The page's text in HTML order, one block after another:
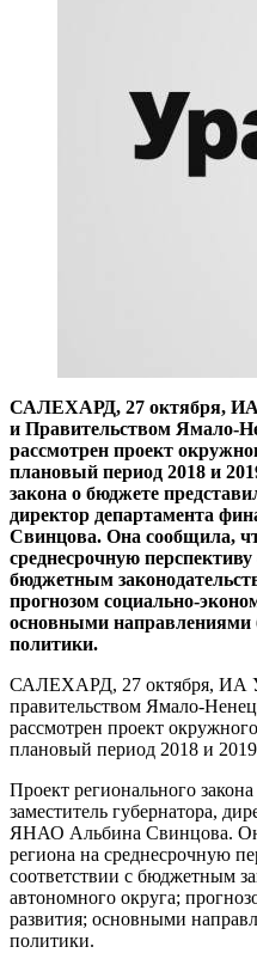
САЛЕХАРД, 27 октября, ИА
и Правительством Ямало-
рассмотрен проект
плановый период 2018 и
закона о бюджете
директор департамента
Свинцова. Она сообщила,
среднесрочную
бюджетным
прогнозом социально-
основными направлениями
политики.
САЛЕХАРД, 27 октября, ИА
правительством Ямало-
рассмотрен проект
плановый период 2018 и
Проект регионального
заместитель губернатора,
ЯНАО Альбина Свинцова.
региона на среднесрочную
соответствии с бюджетным
автономного округа;
развития; основными
политики.